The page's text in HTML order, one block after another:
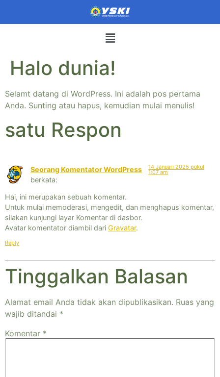
Halo dunia!
Selamt datang di WordPress. Ini adalah pos pertama
Anda. Sunting atau hapus, kemudian mulai menulis!
satu Respon
Seorang Komentator WordPress
berkata:
14 Januari 2025 pukul
1:07 am
Hai, ini merupakan sebuah komentar.
Untuk mulai memoderasi, mengedit, dan menghapus komentar,
silakan kunjungi layar Komentar di dasbor.
Avatar komentator diambil dari Gravatar.
Reply
Tinggalkan Balasan
Alamat email Anda tidak akan dipublikasikan. Ruas yang
wajib ditandai *
Komentar *